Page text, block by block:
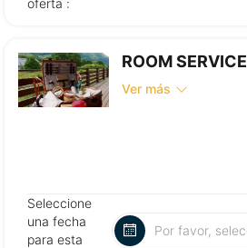
ROOM SERVICE
Ver más
Seleccione
una fecha
para esta